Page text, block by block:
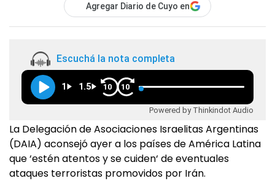
Agregar Diario de Cuyo en
Escuchá la nota completa
1 1.5 10 10
Powered by Thinkindot Audio
La Delegación de Asociaciones Israelitas Argentinas
(DAIA) aconsejó ayer a los países de América Latina
que ‘estén atentos y se cuiden‘ de eventuales
ataques terroristas promovidos por Irán.